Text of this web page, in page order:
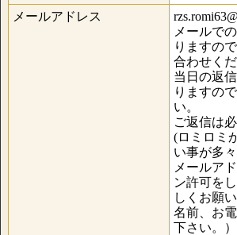
メールアドレス
メールで
りますの
合わせくだ
当日の返
りますの
い。
ご返信は
(ロミロミ
い事が多
メールア
ン許可を
しくお願
名前、お
下さい。）